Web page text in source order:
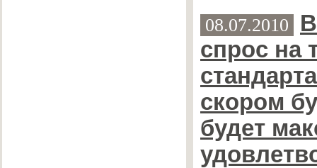
08.07.2010
спрос на
скором
будет